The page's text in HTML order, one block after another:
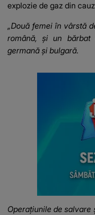
explozie de gaz din
„Două femei în vârstă
română, şi un
germană şi bulgară.
Operaţiunile de salvare